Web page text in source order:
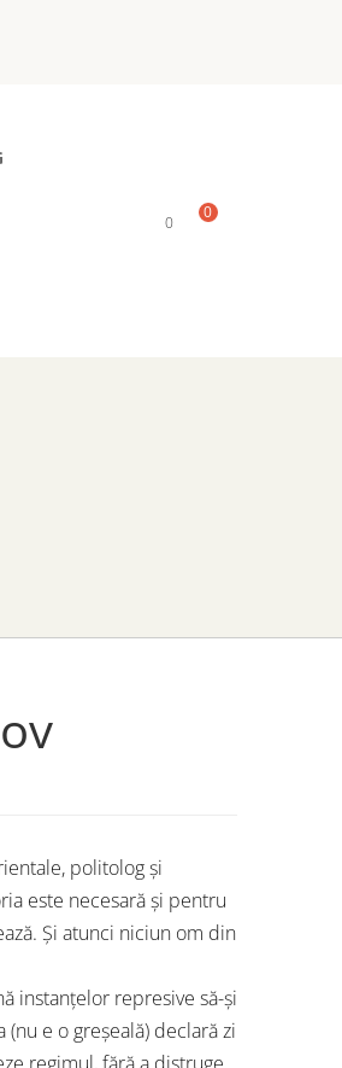
0
0
politolog și
este necesară și pentru
Și atunci niciun om din
instanțelor represive să-și
e o greșeală) declară zi